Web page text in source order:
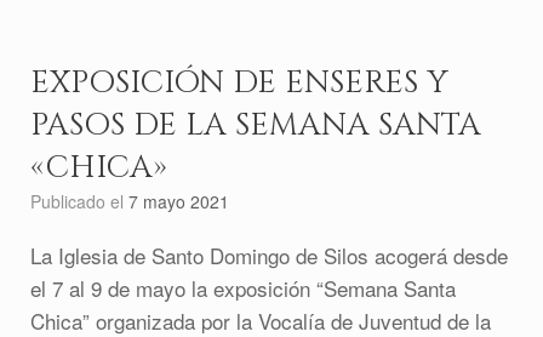
EXPOSICIÓN DE ENSERES Y
PASOS DE LA SEMANA SANTA
«CHICA»
Publicado el 7 mayo 2021
La Iglesia de Santo Domingo de Silos acogerá desde
el 7 al 9 de mayo la exposición “Semana Santa
Chica” organizada por la Vocalía de Juventud de la